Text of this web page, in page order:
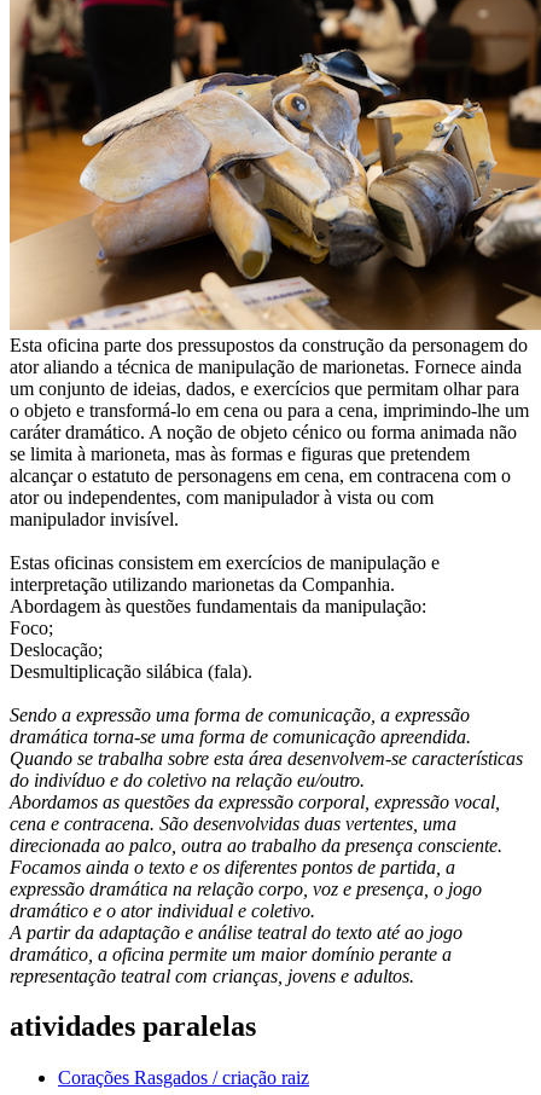
Esta oficina parte dos pressupostos da construção da personagem do
ator aliando a técnica de manipulação de marionetas. Fornece ainda
um conjunto de ideias, dados, e exercícios que permitam olhar para
o objeto e transformá-lo em cena ou para a cena, imprimindo-lhe um
caráter dramático. A noção de objeto cénico ou forma animada não
se limita à marioneta, mas às formas e figuras que pretendem
alcançar o estatuto de personagens em cena, em contracena com o
ator ou independentes, com manipulador à vista ou com
manipulador invisível.
Estas oficinas consistem em exercícios de manipulação e
interpretação utilizando marionetas da Companhia.
Abordagem às questões fundamentais da manipulação:
Foco;
Deslocação;
Desmultiplicação silábica (fala).
Sendo a expressão uma forma de comunicação, a expressão
dramática torna-se uma forma de comunicação apreendida.
Quando se trabalha sobre esta área desenvolvem-se características
do indivíduo e do coletivo na relação eu/outro.
Abordamos as questões da expressão corporal, expressão vocal,
cena e contracena. São desenvolvidas duas vertentes, uma
direcionada ao palco, outra ao trabalho da presença consciente.
Focamos ainda o texto e os diferentes pontos de partida, a
expressão dramática na relação corpo, voz e presença, o jogo
dramático e o ator individual e coletivo.
A partir da adaptação e análise teatral do texto até ao jogo
dramático, a oficina permite um maior domínio perante a
representação teatral com crianças, jovens e adultos.
atividades paralelas
Corações Rasgados / criação raiz